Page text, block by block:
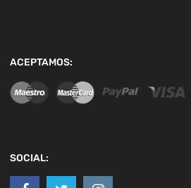
ACEPTAMOS:
SOCIAL: